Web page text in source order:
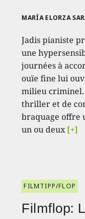
MARÍA ELORZA
Jadis pianiste
une
journées à
ouïe fine lui
milieu criminel.
thriller et de
braquage offre
un ou deux[+]
FILMTIPP/FLOP
Filmflop: